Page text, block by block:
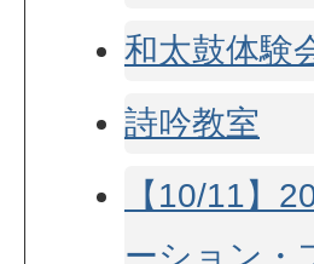
和太鼓体験
詩吟教室
【10/11】
ーション・